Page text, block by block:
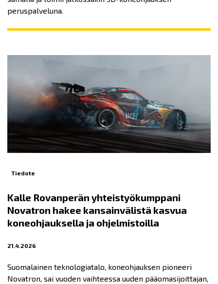
peruspalveluna.
Tiedote
Kalle Rovanperän yhteistyökumppani
Novatron hakee kansainvälistä kasvua
koneohjauksella ja ohjelmistoilla
21.4.2026
Suomalainen teknologiatalo, koneohjauksen pioneeri
Novatron, sai vuoden vaihteessa uuden pääomasijoittajan,